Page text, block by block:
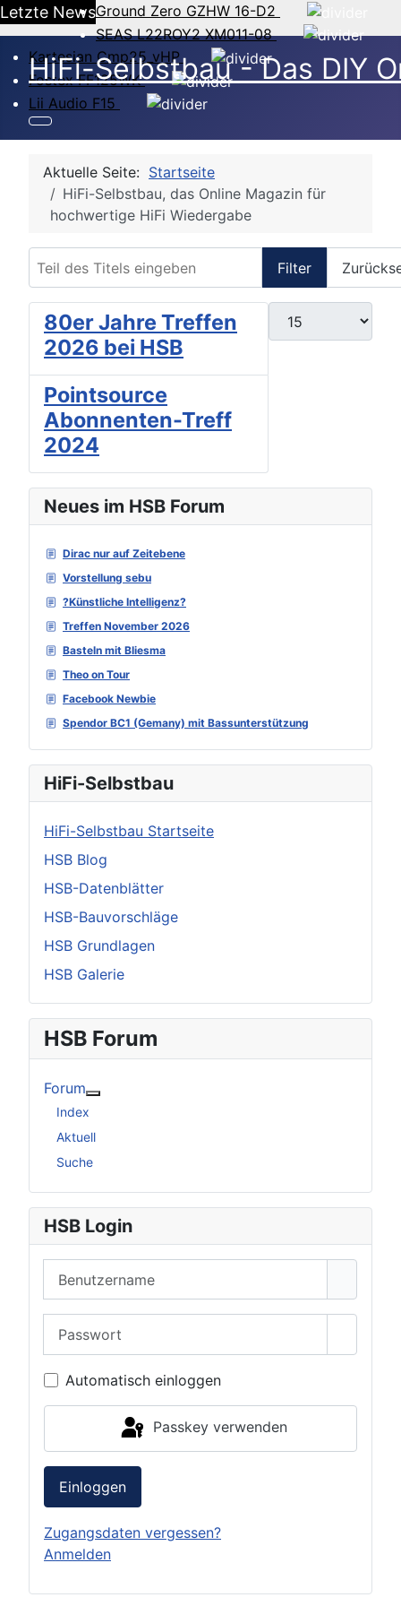
Letzte NewsGround Zero GZHW 16-D2
SEAS L22ROY2 XM011-08
Kartesian Cmp25_vHP
Fostex FF125WK
Lii Audio F15
HiFi-Selbstbau - Das DIY
Neues im HSB Forum
Dirac nur auf Zeitebene
Vorstellung sebu
?Künstliche Intelligenz?
Treffen November 2026
Basteln mit Bliesma
Theo on Tour
Facebook Newbie
Spendor BC1 (Gemany) mit Bassunterstützung
HiFi-Selbstbau
HiFi-Selbstbau Startseite
HSB Blog
HSB-Datenblätter
HSB-Bauvorschläge
HSB Grundlagen
HSB Galerie
HSB Forum
Forum
Index
Aktuell
Suche
HSB Login
Automatisch einloggen
Passkey verwenden
Einloggen
Zugangsdaten vergessen?
Anmelden
Aktuelle Seite: Startseite
HiFi-Selbstbau, das Online Magazin für
hochwertige HiFi Wiedergabe
Filter
Anzeige #
80er Jahre Treffen
2026 bei HSB
Pointsource
Abonnenten-Treff
2024